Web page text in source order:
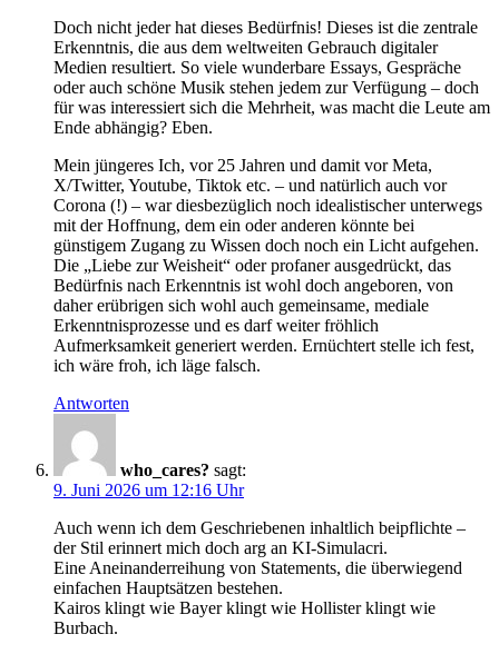
Doch nicht jeder hat dieses Bedürfnis! Dieses ist die zentrale
Erkenntnis, die aus dem weltweiten Gebrauch digitaler
Medien resultiert. So viele wunderbare Essays, Gespräche
oder auch schöne Musik stehen jedem zur Verfügung – doch
für was interessiert sich die Mehrheit, was macht die Leute am
Ende abhängig? Eben.
Mein jüngeres Ich, vor 25 Jahren und damit vor Meta,
X/Twitter, Youtube, Tiktok etc. – und natürlich auch vor
Corona (!) – war diesbezüglich noch idealistischer unterwegs
mit der Hoffnung, dem ein oder anderen könnte bei
günstigem Zugang zu Wissen doch noch ein Licht aufgehen.
Die „Liebe zur Weisheit“ oder profaner ausgedrückt, das
Bedürfnis nach Erkenntnis ist wohl doch angeboren, von
daher erübrigen sich wohl auch gemeinsame, mediale
Erkenntnisprozesse und es darf weiter fröhlich
Aufmerksamkeit generiert werden. Ernüchtert stelle ich fest,
ich wäre froh, ich läge falsch.
Antworten
who_cares? sagt:
9. Juni 2026 um 12:16 Uhr
Auch wenn ich dem Geschriebenen inhaltlich beipflichte –
der Stil erinnert mich doch arg an KI-Simulacri.
Eine Aneinanderreihung von Statements, die überwiegend
einfachen Hauptsätzen bestehen.
Kairos klingt wie Bayer klingt wie Hollister klingt wie
Burbach.